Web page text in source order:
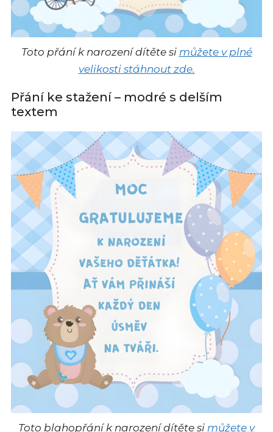
Toto přání k narození dítěte si můžete v plné
velikosti stáhnout zde.
Přání ke stažení – modré s delším
textem
Toto blahopřání k narození dítěte si můžete v